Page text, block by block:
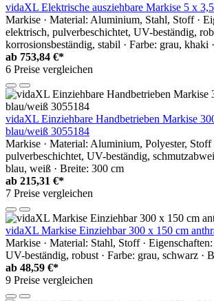
vidaXL Elektrische ausziehbare Markise 5 x
Markise · Material: Aluminium, Stahl, Stoff ·
elektrisch, pulverbeschichtet, UV-beständig,
korrosionsbeständig, stabil · Farbe: grau, khaki
ab 753,84 €*
6 Preise vergleichen
vidaXL Einziehbare Handbetrieben Markise
blau/weiß 3055184
Markise · Material: Aluminium, Polyester, Stoff
pulverbeschichtet, UV-beständig,
blau, weiß · Breite: 300 cm
ab 215,31 €*
7 Preise vergleichen
vidaXL Markise Einziehbar 300 x 150 cm
Markise · Material: Stahl, Stoff ·
UV-beständig, robust · Farbe: grau, schwarz ·
ab 48,59 €*
9 Preise vergleichen